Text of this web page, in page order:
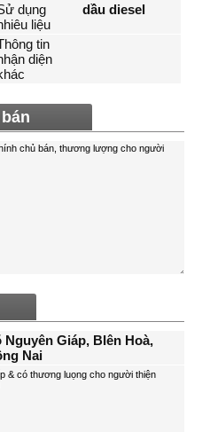
dụng
liệu
dầu diesel
tin
diện
Nguyên Giáp, BIên Hoà,
Nai